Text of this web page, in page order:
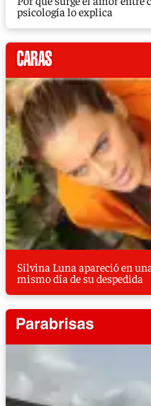
psicología lo explica
Silvina Luna apareció en
mismo día de su despedida